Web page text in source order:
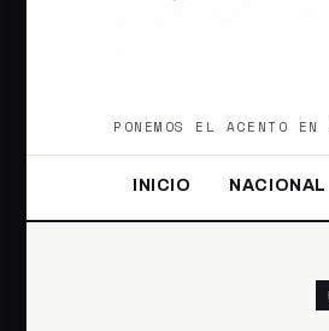
PONEMOS EL ACENTO
INICIO NACIONAL